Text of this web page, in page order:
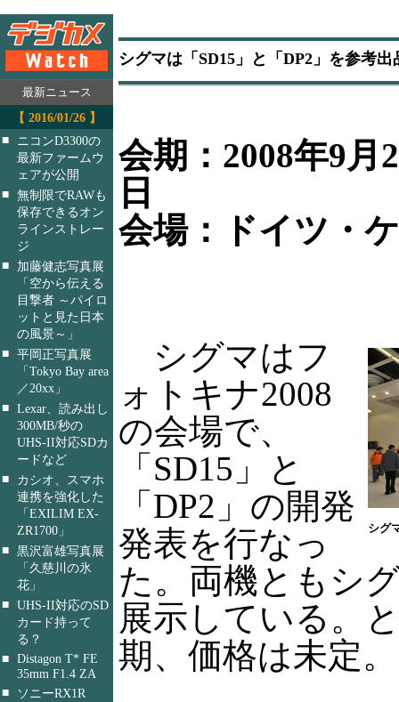
最新ニュース
【 2016/01/26 】
■
ニコンD3300の
最新ファームウ
ェアが公開
■ 無制限でRAWも
保存できるオン
ラインストレー
ジ
■
加藤健志写真展
「空から伝える
目撃者 ～パイロ
ットと見た日本
の風景～」
■ 平岡正写真展
「Tokyo Bay area
／20xx」
■ Lexar、読み出し
300MB/秒の
UHS-II対応SDカ
ードなど
■
カシオ、スマホ
連携を強化した
「EXILIM EX-
ZR1700」
■ 黒沢富雄写真展
「久慈川の氷
花」
■ UHS-II対応のSD
カード持って
る？
■ Distagon T* FE
35mm F1.4 ZA
■
ソニーRX1R
シグマは「SD15」と「DP2」を参考出
会期：2008年9月
日
会場：ドイツ・
シグ
シグマはフ
ォトキナ2008
の会場で、
「SD15」と
「DP2」の開発
発表を行なっ
た。両機ともシ
展示している。
期、価格は未定。